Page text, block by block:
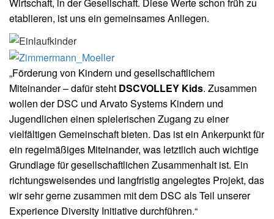
etablieren, ist uns ein gemeinsames Anliegen.
„Förderung von Kindern und gesellschaftlichem
Miteinander – dafür steht DSCVOLLEY Kids. Zusammen
wollen der DSC und Arvato Systems Kindern und
Jugendlichen einen spielerischen Zugang zu einer
vielfältigen Gemeinschaft bieten. Das ist ein Ankerpunkt für
ein regelmäßiges Miteinander, was letztlich auch wichtige
Grundlage für gesellschaftlichen Zusammenhalt ist. Ein
richtungsweisendes und langfristig angelegtes Projekt, das
wir sehr gerne zusammen mit dem DSC als Teil unserer
Experience Diversity Initiative durchführen.“